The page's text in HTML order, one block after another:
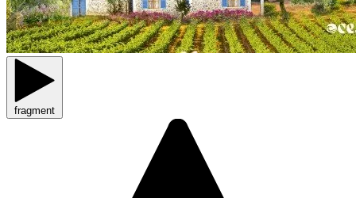
fragment